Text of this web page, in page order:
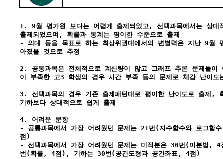
1. 9월 평가원 보다는 어렵게 출제되었고, 선택과목에서는 상대
출제되었으며, 확률과 통계는 평이한 수준으로 출제
- 의대 등을 목표로 하는 최상위권대에서의 변별력은 지난 9월
아졌을 것으로 추정
2. 공통과목은 전체적으로 계산량이 많고 그래프 추론 문제들이
이 부족한 고3 학생의 경우 시간 부족 등의 문제로 체감 난이도
3. 선택과목의 경우 기존 출제패턴대로 평이한 난이도로 출제,
기하보다 상대적으로 쉽게 출제
4. 어려운 문항
- 공통과목에서 가장 어려웠던 문제는 21번(지수함수와 로그
점)
- 선택과목에서 가장 어려웠던 문제는 미적분은 30번(미분법,
번(확률, 4점), 기하는 30번(공간도형과 공간좌표, 4점)